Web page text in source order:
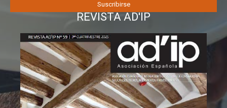
REVISTA AD'IP